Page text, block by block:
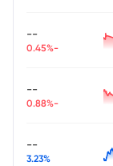
--
-0.45%
--
-0.88%
--
3.23%